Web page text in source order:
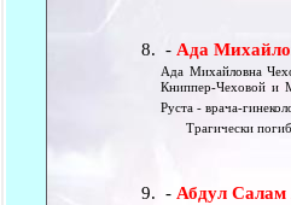
- Ада
Ада Михайловна
Книппер-Чеховой и
Руста - врача-
Трагически
- Абдул